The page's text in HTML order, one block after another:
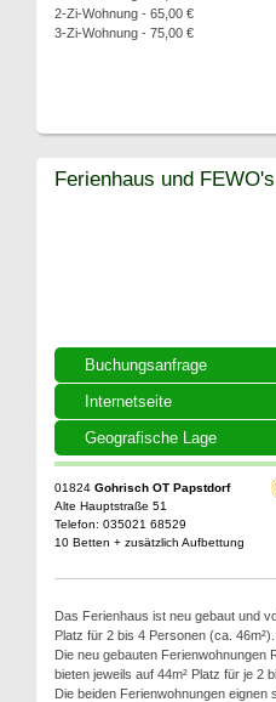
2-Zi-Wohnung - 65,00 €
3-Zi-Wohnung - 75,00 €
Buchungsanfrage
Internetseite
Geografische Lage
Ferienhaus und
01824 Gohrisch OT Papstdorf
Alte Hauptstraße 51
Telefon: 035021 68529
10 Betten + zusätzlich Aufbettung
Das Ferienhaus ist neu gebaut und
Platz für 2 bis 4 Personen (ca. 46m²).
Die neu gebauten Ferienwohnungen
bieten jeweils auf 44m² Platz für je 2
Die beiden Ferienwohnungen eignen